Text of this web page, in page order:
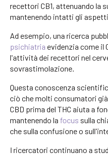
recettori CB1, attenuando la
mantenendo intatti gli
Ad esempio, una ricerca
psichiatria evidenzia come il
l'attività dei recettori nel
sovrastimolazione.
Questa conoscenza
ciò che molti consumatori
CBD prima del THC aiuta a
mantenendo la focus sulla
che sulla confusione o
I ricercatori continuano a